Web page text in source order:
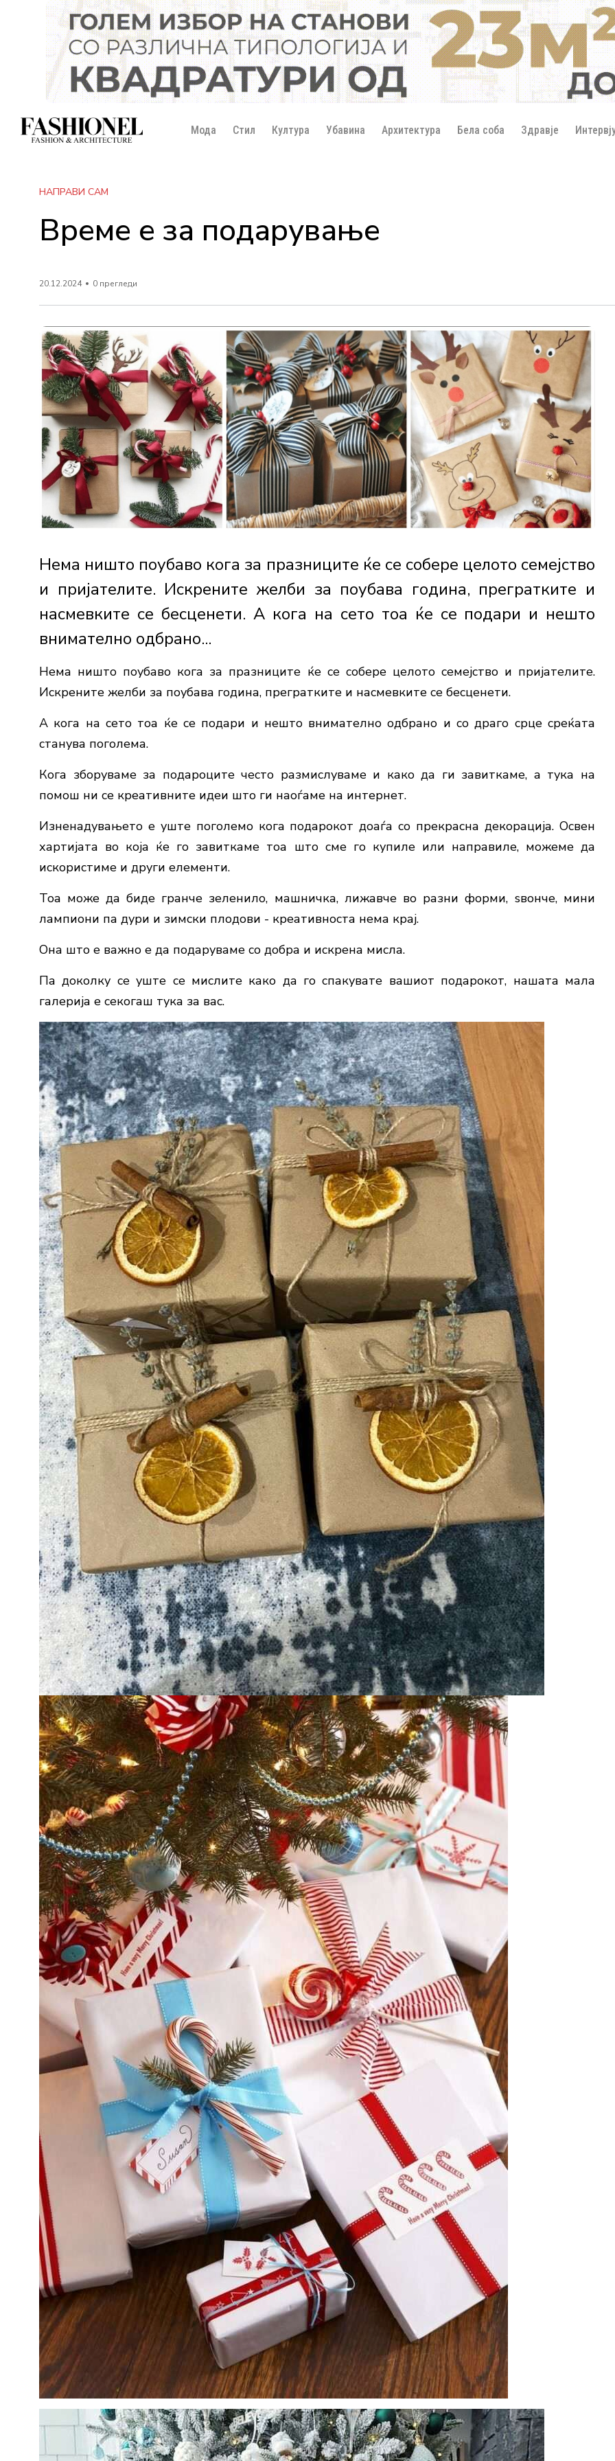
Мода Стил Култура Убавина Архитектура Бела соба Здравје
НАПРАВИ САМ
Време е за подарување
20.12.2024 0 прегледи
Нема ништо поубаво кога за празниците ќе се собере целото семејство
и пријателите. Искрените желби за поубава година, прегратките и
насмевките се бесценети. А кога на сето тоа ќе се подари и нешто
внимателно одбрано...
Нема ништо поубаво кога за празниците ќе се собере целото семејство и пријателите.
Искрените желби за поубава година, прегратките и насмевките се бесценети.
А кога на сето тоа ќе се подари и нешто внимателно одбрано и со драго срце среќата
станува поголема.
Кога зборуваме за подароците често размислуваме и како да ги завиткаме, а тука на
помош ни се креативните идеи што ги наоѓаме на интернет.
Изненадувањето е уште поголемо кога подарокот доаѓа со прекрасна декорација. Освен
хартијата во која ќе го завиткаме тоа што сме го купиле или направиле, можеме да
искористиме и други елементи.
Тоа може да биде гранче зеленило, машничка, лижавче во разни форми, ѕвонче, мини
лампиони па дури и зимски плодови - креативноста нема крај.
Она што е важно е да подаруваме со добра и искрена мисла.
Па доколку се уште се мислите како да го спакувате вашиот подарокот, нашата мала
галерија е секогаш тука за вас.